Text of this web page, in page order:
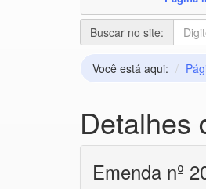
Buscar no site:
Você está aqui:
Detalhes
Emenda nº